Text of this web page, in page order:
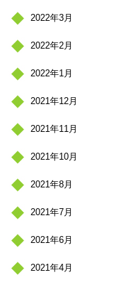
2022年3月
2022年2月
2022年1月
2021年12月
2021年11月
2021年10月
2021年8月
2021年7月
2021年6月
2021年4月